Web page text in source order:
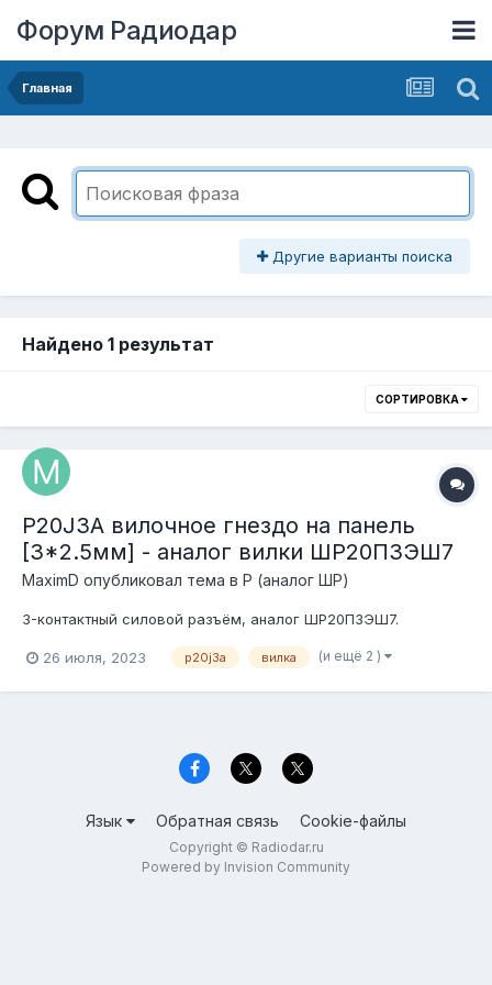
Форум Радиодар
Главная
Другие варианты поиска
Найдено 1 результат
СОРТИРОВКА
P20J3A вилочное гнездо на панель
[3*2.5мм] - аналог вилки ШР20П3ЭШ7
MaximD опубликовал тема в P (аналог ШР)
3-контактный силовой разъём, аналог ШР20П3ЭШ7.
26 июля, 2023 p20j3a вилка (и ещё 2 )
Язык Обратная связь Cookie-файлы
Copyright © Radiodar.ru
Powered by Invision Community